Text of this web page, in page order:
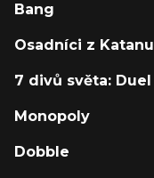
Bang
Osadníci z Katanu
7 divů světa: Duel
Monopoly
Dobble